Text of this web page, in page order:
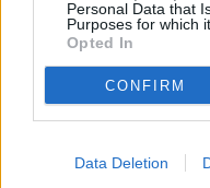
Personal Data that
Purposes for which
Opted In
CONFIRM
Data Deletion